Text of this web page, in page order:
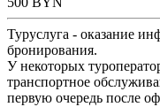
Туруслуга - оказание
бронирования.
У некоторых
транспортное
первую очередь после